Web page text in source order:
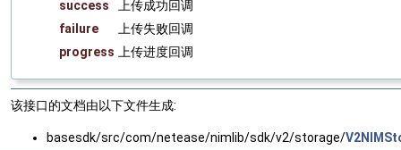
success
上传成功回调
failure
上传失败回调
progress 上传进度回调
该接口的文档由以下文件生成:
basesdk/src/com/netease/nimlib/sdk/v2/storage/